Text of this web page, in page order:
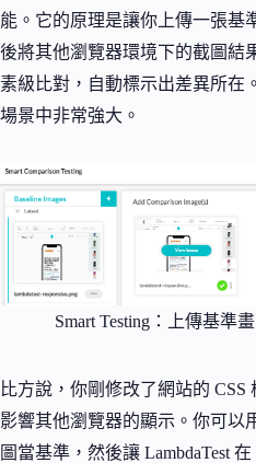
能。它的原理是讓你上傳一張基
後將其他瀏覽器環境下的截圖結
素級比對，自動標示出差異所在
場景中非常強大。
Smart Testing：上傳基準
比方說，你剛修改了網站的
影響其他瀏覽器的顯示。你可以
圖當基準，然後讓 LambdaTest